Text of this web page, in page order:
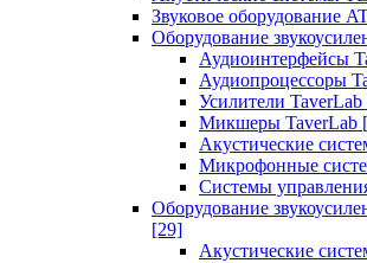
Звуковое оборудование
Оборудование
Аудиоинтерфейсы
Аудиопроцессоры
Усилители TaverLab
Микшеры TaverLab
Акустические
Микрофонные
Системы
Оборудование
[29]
Акустические